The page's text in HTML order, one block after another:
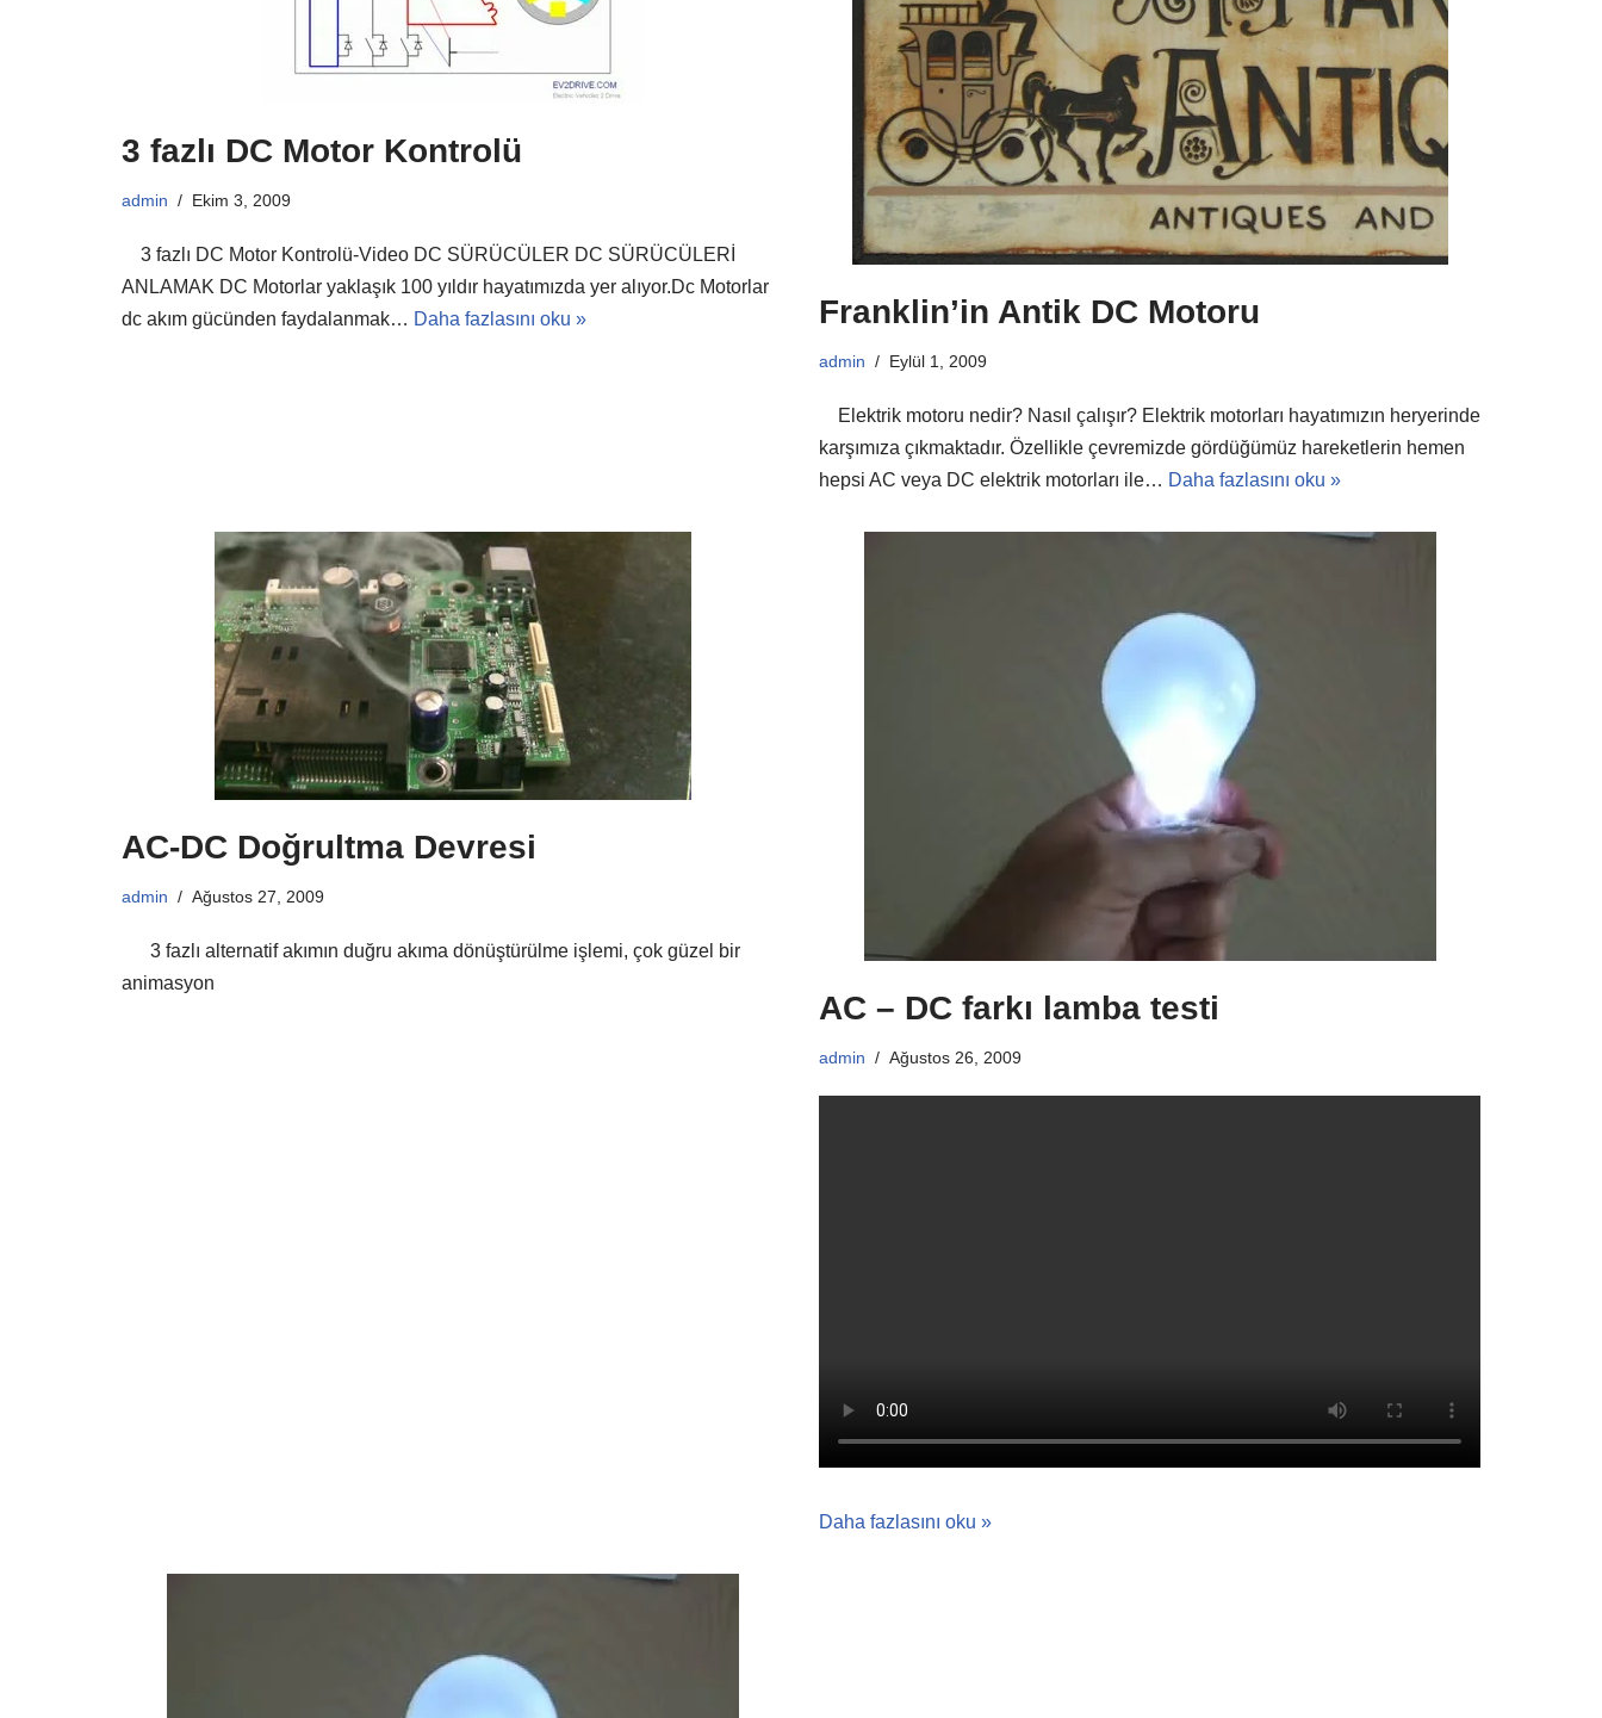
3 fazlı DC Motor Kontrolü
admin Ekim 3, 2009
3 fazlı DC Motor Kontrolü-Video DC SÜRÜCÜLER DC SÜRÜCÜLERİ
ANLAMAK DC Motorlar yaklaşık 100 yıldır hayatımızda yer alıyor.Dc Motorlar
dc akım gücünden faydalanmak… Daha fazlasını oku » Franklin’in Antik DC Motoru
admin Eylül 1, 2009
Elektrik motoru nedir? Nasıl çalışır? Elektrik motorları hayatımızın heryerinde
karşımıza çıkmaktadır. Özellikle çevremizde gördüğümüz hareketlerin hemen
hepsi AC veya DC elektrik motorları ile… Daha fazlasını oku »
AC-DC Doğrultma Devresi
admin Ağustos 27, 2009
3 fazlı alternatif akımın duğru akıma dönüştürülme işlemi, çok güzel bir
animasyon
AC – DC farkı lamba testi
admin Ağustos 26, 2009
Daha fazlasını oku »